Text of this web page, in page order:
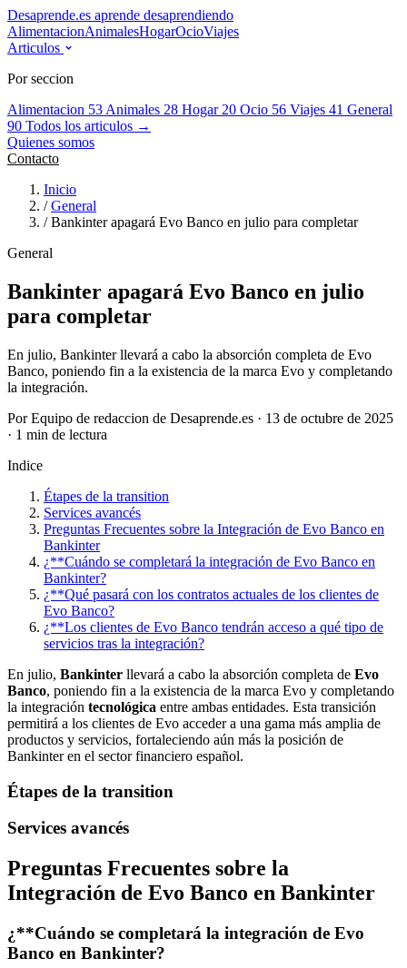
Desaprende.es aprende desaprendiendo
AlimentacionAnimalesHogarOcioViajes
Articulos
Por seccion
Alimentacion 53 Animales 28 Hogar 20 Ocio 56 Viajes 41 General
90 Todos los articulos →
Quienes somos
Contacto
Inicio
/ General
/ Bankinter apagará Evo Banco en julio para completar
General
Bankinter apagará Evo Banco en julio
para completar
En julio, Bankinter llevará a cabo la absorción completa de Evo
Banco, poniendo fin a la existencia de la marca Evo y completando
la integración.
Por Equipo de redaccion de Desaprende.es · 13 de octubre de 2025
· 1 min de lectura
Indice
Étapes de la transition
Services avancés
Preguntas Frecuentes sobre la Integración de Evo Banco en
Bankinter
¿**Cuándo se completará la integración de Evo Banco en
Bankinter?
¿**Qué pasará con los contratos actuales de los clientes de
Evo Banco?
¿**Los clientes de Evo Banco tendrán acceso a qué tipo de
servicios tras la integración?
En julio, Bankinter llevará a cabo la absorción completa de Evo
Banco, poniendo fin a la existencia de la marca Evo y completando
la integración tecnológica entre ambas entidades. Esta transición
permitirá a los clientes de Evo acceder a una gama más amplia de
productos y servicios, fortaleciendo aún más la posición de
Bankinter en el sector financiero español.
Étapes de la transition
Services avancés
Preguntas Frecuentes sobre la
Integración de Evo Banco en Bankinter
¿**Cuándo se completará la integración de Evo
Banco en Bankinter?